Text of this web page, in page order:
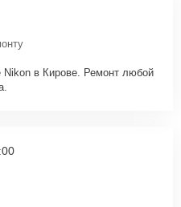
в Кирове. Ремонт любой